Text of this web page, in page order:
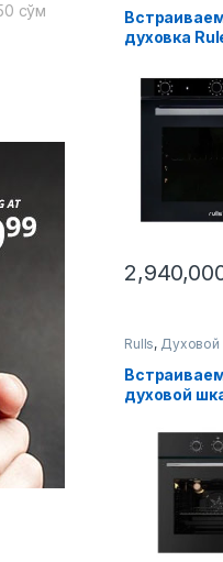
духовка
Rulls, Духовой
духовой
сўм